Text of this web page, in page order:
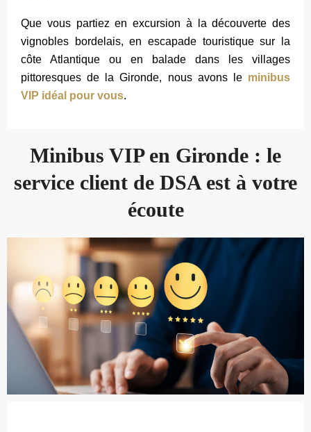
Que vous partiez en excursion à la découverte des
vignobles bordelais, en escapade touristique sur la
côte Atlantique ou en balade dans les villages
pittoresques de la Gironde, nous avons le minibus
VIP idéal pour vous.
Minibus VIP en Gironde : le
service client de DSA est à votre
écoute